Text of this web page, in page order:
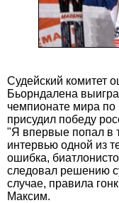
Судейский комитет
Бьорндалена
чемпионате мира по
присудил победу
"Я впервые попал в
интервью одной из
ошибка,
следовал решению
случае, правила
Максим.